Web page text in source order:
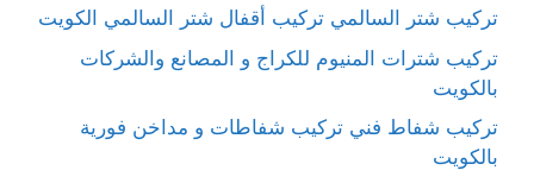
تركيب شتر السالمي تركيب أقفال شتر السالمي الكويت
تركيب شترات المنيوم للكراج و المصانع والشركات
بالكويت
تركيب شفاط فني تركيب شفاطات و مداخن فورية
بالكويت